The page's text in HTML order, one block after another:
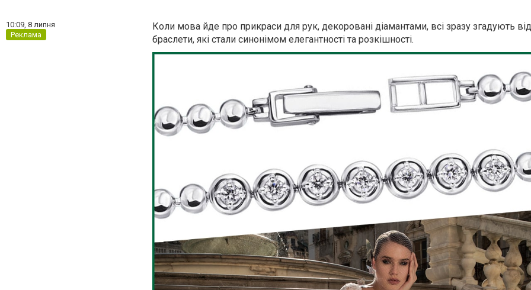
10:09, 8 липня
Реклама
Коли мова йде про прикраси для рук, декоровані діамантами, всі зразу згадують
браслети, які стали синонімом елегантності та розкішності.